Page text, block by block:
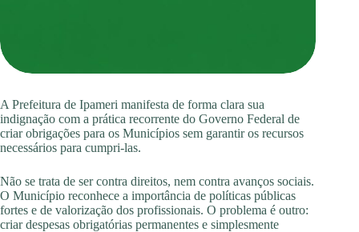
A Prefeitura de Ipameri manifesta de forma clara sua
indignação com a prática recorrente do Governo Federal de
criar obrigações para os Municípios sem garantir os recursos
necessários para cumpri-las.
Não se trata de ser contra direitos, nem contra avanços sociais.
O Município reconhece a importância de políticas públicas
fortes e de valorização dos profissionais. O problema é outro:
criar despesas obrigatórias permanentes e simplesmente